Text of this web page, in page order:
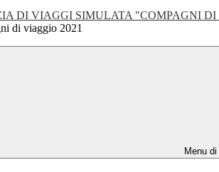
DI VIAGGI SIMULATA "COMPAGNI
di viaggio 2021
Menu